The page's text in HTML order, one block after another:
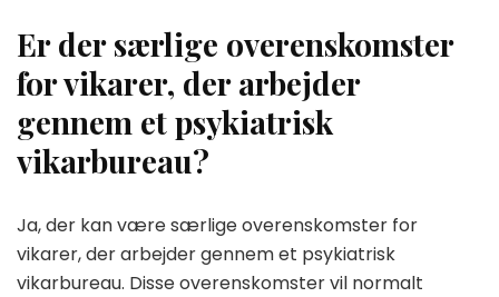
Er der særlige overenskomster
for vikarer, der arbejder
gennem et psykiatrisk
vikarbureau?
Ja, der kan være særlige overenskomster for
vikarer, der arbejder gennem et psykiatrisk
vikarbureau. Disse overenskomster vil normalt